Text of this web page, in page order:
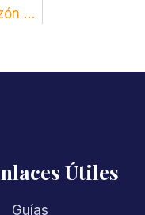
Lo mejor de Brickell: Descubre el corazón de Miami.
Útiles
Guías